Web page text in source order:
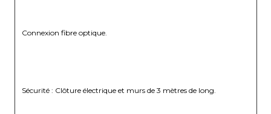
Connexion fibre optique.
Sécurité : Clôture électrique et murs de 3 mètres de long.